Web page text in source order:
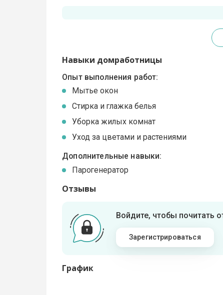
Навыки домработницы
Опыт выполнения работ:
Мытье окон
Стирка и глажка белья
Уборка жилых комнат
Уход за цветами и растениями
Дополнительные навыки:
Парогенератор
Отзывы
Войдите, чтобы почитать
Зарегистрироваться
График